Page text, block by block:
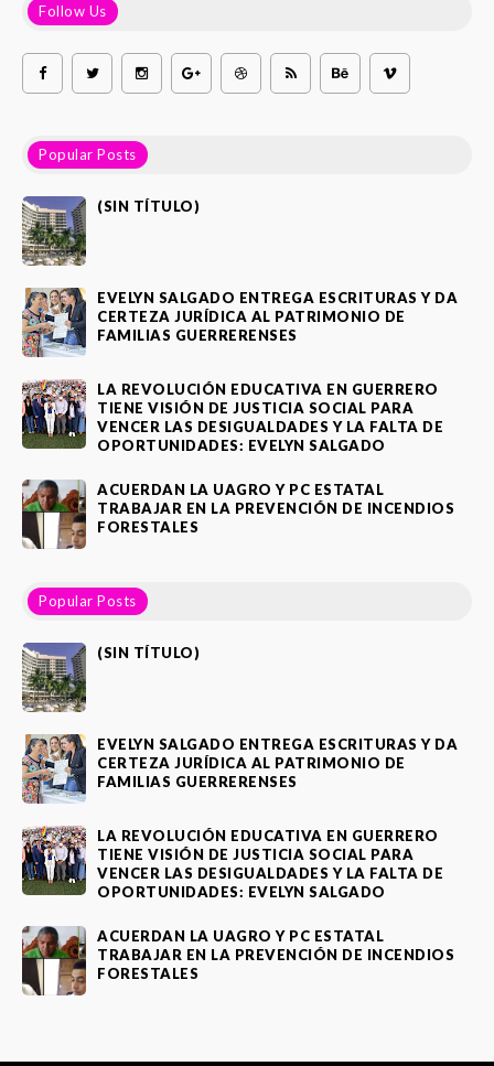
Follow Us
Popular Posts
(SIN TÍTULO)
EVELYN SALGADO ENTREGA ESCRITURAS Y DA
CERTEZA JURÍDICA AL PATRIMONIO DE
FAMILIAS GUERRERENSES
LA REVOLUCIÓN EDUCATIVA EN GUERRERO
TIENE VISIÓN DE JUSTICIA SOCIAL PARA
VENCER LAS DESIGUALDADES Y LA FALTA DE
OPORTUNIDADES: EVELYN SALGADO
ACUERDAN LA UAGRO Y PC ESTATAL
TRABAJAR EN LA PREVENCIÓN DE INCENDIOS
FORESTALES
Popular Posts
(SIN TÍTULO)
EVELYN SALGADO ENTREGA ESCRITURAS Y DA
CERTEZA JURÍDICA AL PATRIMONIO DE
FAMILIAS GUERRERENSES
LA REVOLUCIÓN EDUCATIVA EN GUERRERO
TIENE VISIÓN DE JUSTICIA SOCIAL PARA
VENCER LAS DESIGUALDADES Y LA FALTA DE
OPORTUNIDADES: EVELYN SALGADO
ACUERDAN LA UAGRO Y PC ESTATAL
TRABAJAR EN LA PREVENCIÓN DE INCENDIOS
FORESTALES